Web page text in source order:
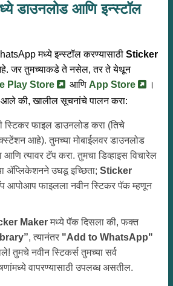
डाउनलोड आणि इन्स्टॉल
मध्ये इन्स्टॉल करण्यासाठी Sticker
जर तुमच्याकडे ते नसेल, तर ते येथून
Play Store आणि App Store
।
आले की, खालील सूचनांचे पालन करा:
स्टिकर फाइल डाउनलोड करा (तिचे
आहे). तुमच्या मोबाईलवर डाउनलोड
त्यावर टॅप करा. तुमचा डिव्हाइस विचारेल
ॲप्लिकेशनने उघडू इच्छिता; Sticker
आपोआप फाइलला नवीन स्टिकर पॅक म्हणून
Makerमध्ये पॅक दिसला की, फक्त
, त्यानंतर "Add to WhatsApp"
तुमचे नवीन स्टिकर्स तुमच्या सर्व
वापरण्यासाठी उपलब्ध असतील.